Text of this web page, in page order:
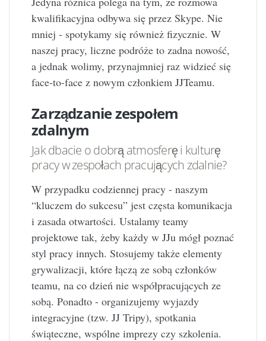
kwalifikacyjna odbywa się przez Skype. Nie
mniej - spotykamy się również fizycznie. W
naszej pracy, liczne podróże to zadna nowość,
a jednak wolimy, przynajmniej raz widzieć się
face-to-face z nowym członkiem JJTeamu.
Zarządzanie zespołem
zdalnym
Jak dbacie o dobrą atmosferę i kulturę
pracy w zespołach pracujących zdalnie?
W przypadku codziennej pracy - naszym
“kluczem do sukcesu” jest częsta komunikacja
i zasada otwartości. Ustalamy teamy
projektowe tak, żeby każdy w JJu mógł poznać
styl pracy innych. Stosujemy także elementy
grywalizacji, które łączą ze sobą członków
teamu, na co dzień nie współpracujących ze
sobą. Ponadto - organizujemy wyjazdy
integracyjne (tzw. JJ Tripy), spotkania
świąteczne, wspólne imprezy czy szkolenia.